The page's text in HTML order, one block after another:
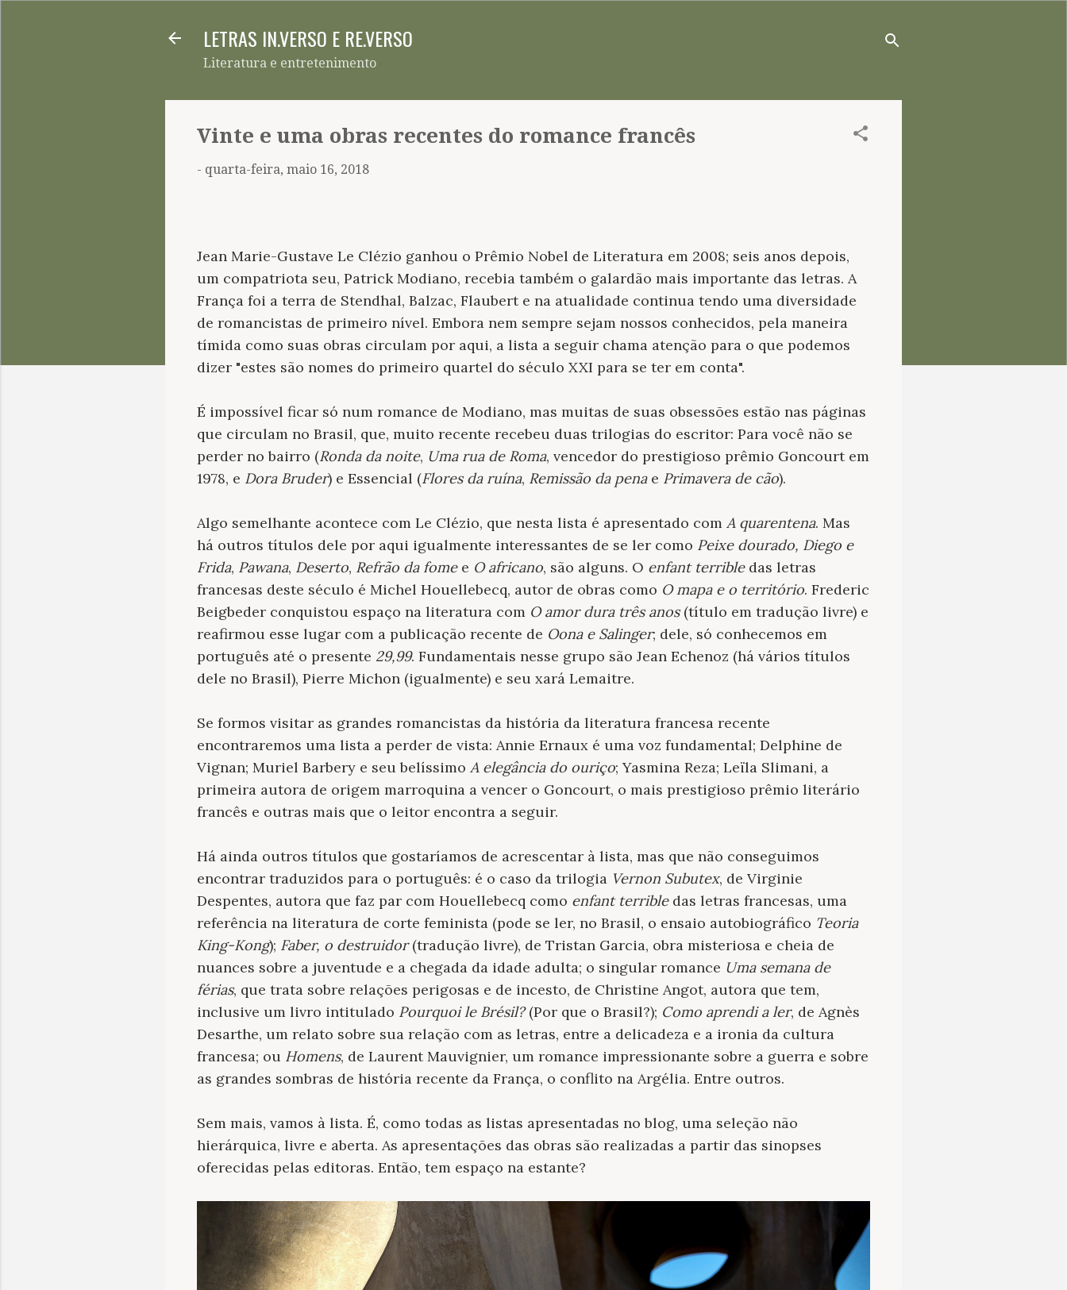
LETRAS IN.VERSO E RE.VERSO
Literatura e entretenimento
Vinte e uma obras recentes do romance francês
- quarta-feira, maio 16, 2018
Jean Marie-Gustave Le Clézio ganhou o Prêmio Nobel de Literatura em 2008; seis anos depois,
um compatriota seu, Patrick Modiano, recebia também o galardão mais importante das letras. A
França foi a terra de Stendhal, Balzac, Flaubert e na atualidade continua tendo uma diversidade
de romancistas de primeiro nível. Embora nem sempre sejam nossos conhecidos, pela maneira
tímida como suas obras circulam por aqui, a lista a seguir chama atenção para o que podemos
dizer "estes são nomes do primeiro quartel do século XXI para se ter em conta".
É impossível ficar só num romance de Modiano, mas muitas de suas obsessões estão nas páginas
que circulam no Brasil, que, muito recente recebeu duas trilogias do escritor: Para você não se
perder no bairro (Ronda da noite, Uma rua de Roma, vencedor do prestigioso prêmio Goncourt em
1978, e Dora Bruder) e Essencial (Flores da ruína, Remissão da penae Primavera de cão).
Algo semelhante acontece com Le Clézio, que nesta lista é apresentado com A quarentena. Mas
há outros títulos dele por aqui igualmente interessantes de se ler como Peixe dourado, Diego e
Frida, Pawana, Deserto, Refrão da fomee O africano, são alguns. O enfant terribledas letras
francesas deste século é Michel Houellebecq, autor de obras como O mapa e o território. Frederic
Beigbeder conquistou espaço na literatura com O amor dura três anos(título em tradução livre) e
reafirmou esse lugar com a publicação recente de Oona e Salinger; dele, só conhecemos em
português até o presente 29,99. Fundamentais nesse grupo são Jean Echenoz (há vários títulos
dele no Brasil), Pierre Michon (igualmente) e seu xará Lemaitre.
Se formos visitar as grandes romancistas da história da literatura francesa recente
encontraremos uma lista a perder de vista: Annie Ernaux é uma voz fundamental; Delphine de
Vignan; Muriel Barbery e seu belíssimo A elegância do ouriço; Yasmina Reza; Leïla Slimani, a
primeira autora de origem marroquina a vencer o Goncourt, o mais prestigioso prêmio literário
francês e outras mais que o leitor encontra a seguir.
Há ainda outros títulos que gostaríamos de acrescentar à lista, mas que não conseguimos
encontrar traduzidos para o português: é o caso da trilogia Vernon Subutex, de Virginie
Despentes, autora que faz par com Houellebecq como enfant terribledas letras francesas, uma
referência na literatura de corte feminista (pode se ler, no Brasil, o ensaio autobiográfico Teoria
King-Kong); Faber, o destruidor(tradução livre), de Tristan Garcia, obra misteriosa e cheia de
nuances sobre a juventude e a chegada da idade adulta; o singular romance Uma semana de
férias, que trata sobre relações perigosas e de incesto, de Christine Angot, autora que tem,
inclusive um livro intitulado Pourquoi le Brésil?(Por que o Brasil?); Como aprendi a ler, de Agnès
Desarthe, um relato sobre sua relação com as letras, entre a delicadeza e a ironia da cultura
francesa; ou Homens, de Laurent Mauvignier, um romance impressionante sobre a guerra e sobre
as grandes sombras de história recente da França, o conflito na Argélia. Entre outros.
Sem mais, vamos à lista. É, como todas as listas apresentadas no blog, uma seleção não
hierárquica, livre e aberta. As apresentações das obras são realizadas a partir das sinopses
oferecidas pelas editoras. Então, tem espaço na estante?